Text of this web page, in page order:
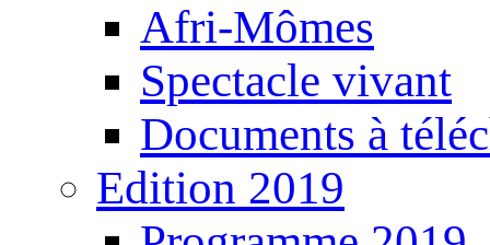
Afri-Mômes
Spectacle vivant
Documents à
Edition 2019